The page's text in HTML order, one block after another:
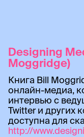
Designing
Moggridge)
Книга Bill
онлайн-медиа,
интервью с
Twitter и других
доступна для
http://